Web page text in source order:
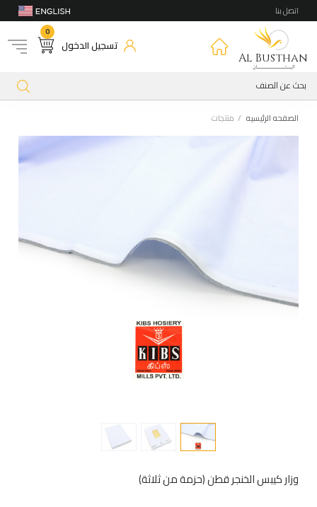
اتصل بنا
Al Busthan
تسجيل الدخول
0
الصفحه الرئيسيه منتجات
وزار كيبس الخنجر قطن (حزمة من ثلاثة)